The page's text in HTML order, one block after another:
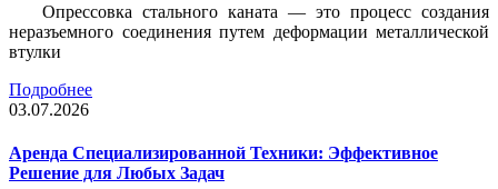
Опрессовка стального каната — это процесс создания
неразъемного соединения путем деформации металлической
втулки
Подробнее
03.07.2026
Аренда Специализированной Техники: Эффективное
Решение для Любых Задач